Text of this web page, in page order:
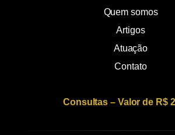
Quem somos
Artigos
Atuação
Contato
Consultas – Valor de R$